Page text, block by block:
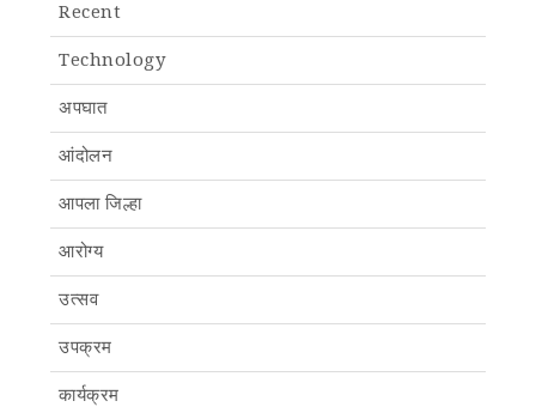
Recent
Technology
अपघात
आंदोलन
आपला जिल्हा
आरोग्य
उत्सव
उपक्रम
कार्यक्रम